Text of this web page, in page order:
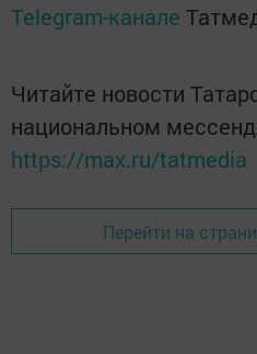
Telegram-канале
Читайте новости
национальном
https://max.ru/tatmedia
Перейти на